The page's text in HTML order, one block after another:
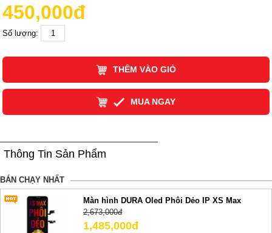
450,000đ
Số lượng:
THÊM VÀO GIỎ
MUA NGAY
Thông Tin Sản Phẩm
BÁN CHẠY NHẤT
Màn hình DURA Oled Phôi Dẻo IP XS Max
2,673,000đ
1,485,000đ